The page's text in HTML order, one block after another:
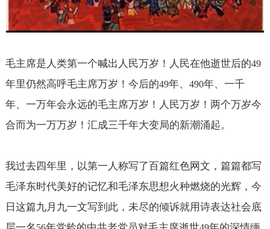
毛主席是人类第一个喊出人民万岁！人民在他逝世后的49
年里仍然高呼毛主席万岁！今后的49年、 490年、一千
年、一万年会永远的毛主席万岁！人民万岁！两个万岁今
合而为一万万岁！汇成三千年大变局的新潮涌起。
我过去四年里，以第一人称写了百篇红色网文，篇篇都写
毛泽东时代美好的记忆和毛泽东思想火种燃烧的光辉，今
日这篇九月九一文写到此，未尽的倾诉就用诗表达社会底